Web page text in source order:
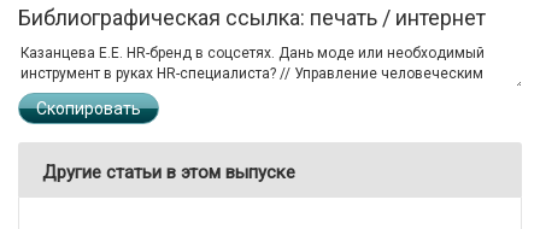
Библиографическая ссылка: печать / интернет
Скопировать
Другие статьи в этом выпуске